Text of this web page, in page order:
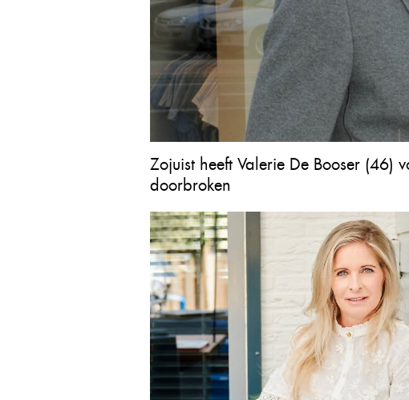
Zojuist heeft Valerie De Booser (46)
doorbroken